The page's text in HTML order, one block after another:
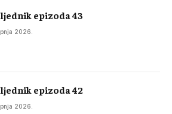
epizoda 43
2026.
epizoda 42
2026.